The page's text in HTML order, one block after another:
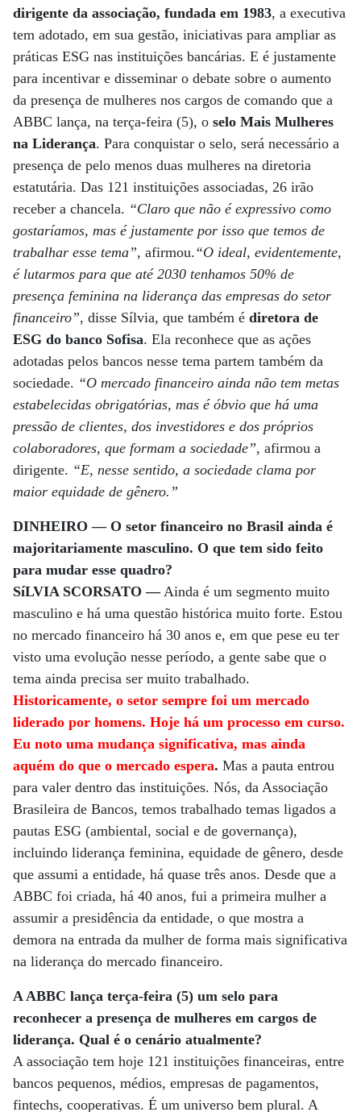
dirigente da associação, fundada em 1983, a executiva
tem adotado, em sua gestão, iniciativas para ampliar as
práticas ESG nas instituições bancárias. E é justamente
para incentivar e disseminar o debate sobre o aumento
da presença de mulheres nos cargos de comando que a
ABBC lança, na terça-feira (5), o selo Mais Mulheres
na Liderança. Para conquistar o selo, será necessário a
presença de pelo menos duas mulheres na diretoria
estatutária. Das 121 instituições associadas, 26 irão
receber a chancela. “Claro que não é expressivo como
gostaríamos, mas é justamente por isso que temos de
trabalhar esse tema”, afirmou.“O ideal, evidentemente,
é lutarmos para que até 2030 tenhamos 50% de
presença feminina na liderança das empresas do setor
financeiro”, disse Sílvia, que também é diretora de
ESG do banco Sofisa. Ela reconhece que as ações
adotadas pelos bancos nesse tema partem também da
sociedade. “O mercado financeiro ainda não tem metas
estabelecidas obrigatórias, mas é óbvio que há uma
pressão de clientes, dos investidores e dos próprios
colaboradores, que formam a sociedade”, afirmou a
dirigente. “E, nesse sentido, a sociedade clama por
maior equidade de gênero.”
DINHEIRO — O setor financeiro no Brasil ainda é
majoritariamente masculino. O que tem sido feito
para mudar esse quadro?
SíLVIA SCORSATO —Ainda é um segmento muito
masculino e há uma questão histórica muito forte. Estou
no mercado financeiro há 30 anos e, em que pese eu ter
visto uma evolução nesse período, a gente sabe que o
tema ainda precisa ser muito trabalhado.
Historicamente, o setor sempre foi um mercado
liderado por homens. Hoje há um processo em curso.
Eu noto uma mudança significativa, mas ainda
aquém do que o mercado espera. Mas a pauta entrou
para valer dentro das instituições. Nós, da Associação
Brasileira de Bancos, temos trabalhado temas ligados a
pautas ESG (ambiental, social e de governança),
incluindo liderança feminina, equidade de gênero, desde
que assumi a entidade, há quase três anos. Desde que a
ABBC foi criada, há 40 anos, fui a primeira mulher a
assumir a presidência da entidade, o que mostra a
demora na entrada da mulher de forma mais significativa
na liderança do mercado financeiro.
A ABBC lança terça-feira (5) um selo para
reconhecer a presença de mulheres em cargos de
liderança. Qual é o cenário atualmente?
A associação tem hoje 121 instituições financeiras, entre
bancos pequenos, médios, empresas de pagamentos,
fintechs, cooperativas. É um universo bem plural. A